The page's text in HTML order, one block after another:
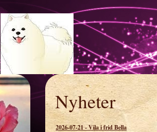
Rosspetsens
Nyheter
2026-07-21-Vila i frid Bella